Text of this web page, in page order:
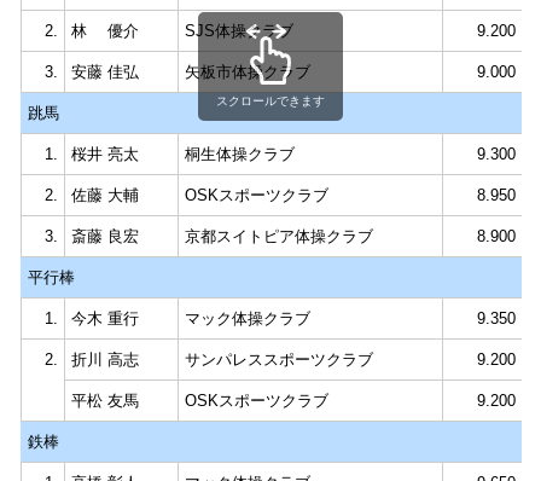
2. 林 優介 SJS体操クラブ 9.200
3. 安藤 佳弘 矢板市体操クラブ 9.000
跳馬
1. 桜井 亮太 桐生体操クラブ 9.300
2. 佐藤 大輔 OSKスポーツクラブ 8.950
3. 斎藤 良宏 京都スイトピア体操クラブ 8.900
平行棒
1. 今木 重行 マック体操クラブ 9.350
2. 折川 高志 サンパレススポーツクラブ 9.200
平松 友馬 OSKスポーツクラブ 9.200
鉄棒
スクロールできます